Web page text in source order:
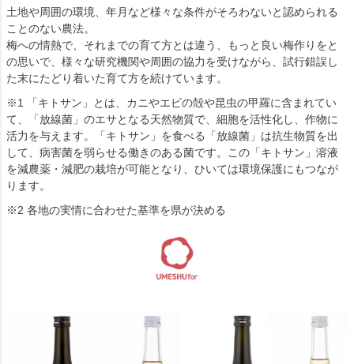
土地や周囲の環境、年月など様々な条件がそろわないと認められる
ことのない農法。
梅への情熱で、それまでの育て方とは違う、もっと良い梅作りをと
の思いで、様々な研究機関や周囲の協力を受けながら、試行錯誤し
た末にたどり着いた育て方を続けています。
※1 「キトサン」とは、カニやエビの殻や昆虫の甲羅に含まれてい
て、「放線菌」のエサとなる天然物質で、細胞を活性化し、作物に
活力を与えます。「キトサン」を食べる「放線菌」は抗生物質を出
して、病害菌を弱らせる働きのある菌です。この「キトサン」溶液
を減農薬・減肥の栽培が可能となり、ひいては環境保護にもつなが
ります。
※2 各地の実情に合わせた基準を県が決める